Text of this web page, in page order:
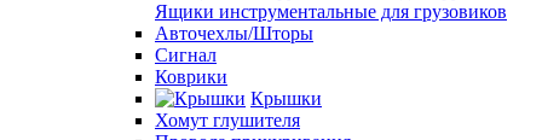
Ящики инструментальные для грузовиков
Авточехлы/Шторы
Сигнал
Коврики
Крышки
Хомут глушителя